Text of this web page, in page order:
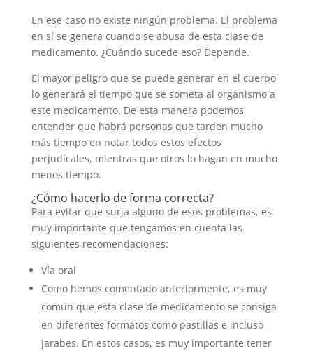
En ese caso no existe ningún problema. El problema
en sí se genera cuando se abusa de esta clase de
medicamento. ¿Cuándo sucede eso? Depende.
El mayor peligro que se puede generar en el cuerpo
lo generará el tiempo que se someta al organismo a
este medicamento. De esta manera podemos
entender que habrá personas que tarden mucho
más tiempo en notar todos estos efectos
perjudícales, mientras que otros lo hagan en mucho
menos tiempo.
¿Cómo hacerlo de forma correcta?
Para evitar que surja alguno de esos problemas, es
muy importante que tengamos en cuenta las
siguientes recomendaciones:
Vía oral
Como hemos comentado anteriormente, es muy
común que esta clase de medicamento se consiga
en diferentes formatos como pastillas e incluso
jarabes. En estos casos, es muy importante tener